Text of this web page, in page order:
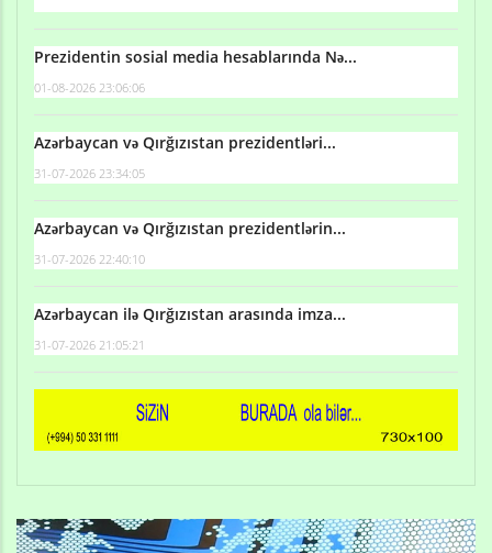
Prezidentin sosial media hesablarında Nə...
01-08-2026 23:06:06
Azərbaycan və Qırğızıstan prezidentləri...
31-07-2026 23:34:05
Azərbaycan və Qırğızıstan prezidentlərin...
31-07-2026 22:40:10
Azərbaycan ilə Qırğızıstan arasında imza...
31-07-2026 21:05:21